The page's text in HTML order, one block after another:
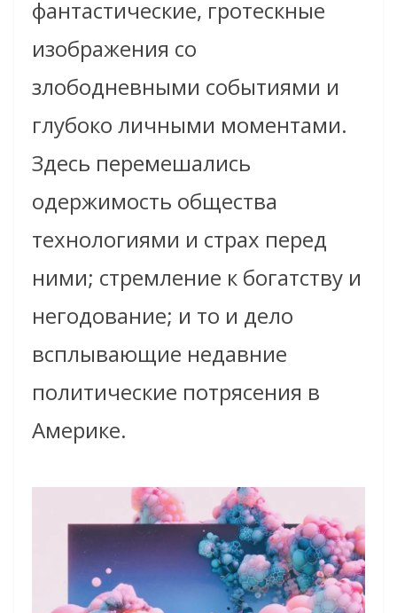
фантастические, гротескные
изображения со
злободневными событиями и
глубоко личными моментами.
Здесь перемешались
одержимость общества
технологиями и страх перед
ними; стремление к богатству и
негодование; и то и дело
всплывающие недавние
политические потрясения в
Америке.